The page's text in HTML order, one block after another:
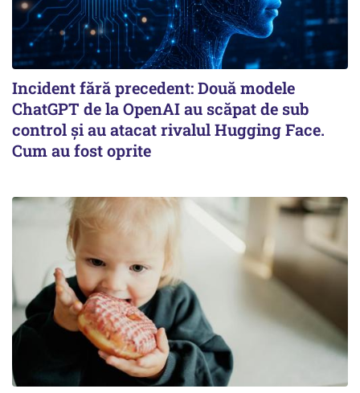
Incident fără precedent: Două modele
ChatGPT de la OpenAI au scăpat de sub
control și au atacat rivalul Hugging Face.
Cum au fost oprite